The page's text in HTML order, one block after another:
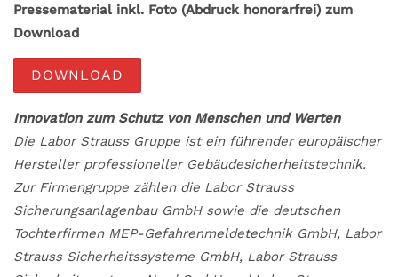
Pressematerial inkl. Foto (Abdruck honorarfrei) zum
Download
DOWNLOAD
Innovation zum Schutz von Menschen und Werten
Die Labor Strauss Gruppe ist ein führender europäischer
Hersteller professioneller Gebäudesicherheitstechnik.
Zur Firmengruppe zählen die Labor Strauss
Sicherungsanlagenbau GmbH sowie die deutschen
Tochterfirmen MEP-Gefahrenmeldetechnik GmbH, Labor
Strauss Sicherheitssysteme GmbH, Labor Strauss